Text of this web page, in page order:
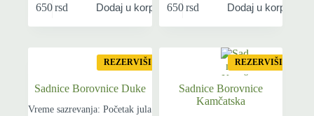
650rsd Dodaj u korpu 650rsd Dodaj u korpu
REZERVIŠI
Sadnice Borovnice Duke
Vreme sazrevanja: Početak jula
REZERVIŠI
Sadnice Borovnice
Kamčatska